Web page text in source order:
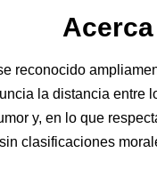
reconocido
la distancia
y, en lo que
clasificaciones